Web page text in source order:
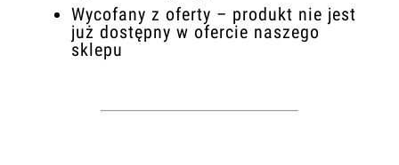
Wycofany z oferty – produkt nie jest
już dostępny w ofercie naszego
sklepu